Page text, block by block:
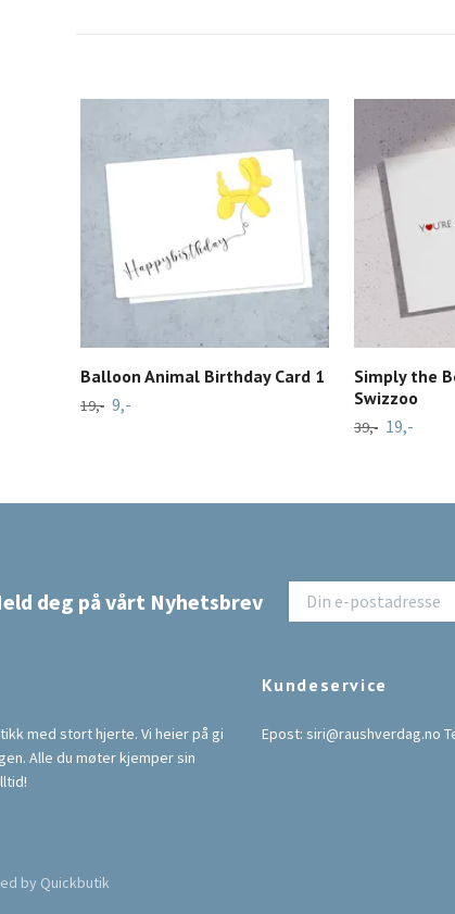
Balloon Animal Birthday Card 1
19,- 9,-
Simply the
Swizzoo
39,- 19,-
deg på vårt Nyhetsbrev
med stort hjerte. Vi heier på gi
Alle du møter kjemper sin
Kundeservice
Epost: siri@raushverdag.no
by Quickbutik